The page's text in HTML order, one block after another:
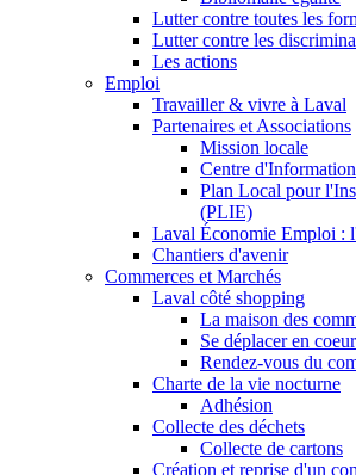
Lutter contre toutes les
Lutter contre les
Les actions
Emploi
Travailler & vivre à Laval
Partenaires et Associations
Mission locale
Centre d'Information
Plan Local pour
(PLIE)
Laval Économie Emploi :
Chantiers d'avenir
Commerces et Marchés
Laval côté shopping
La maison des
Se déplacer en
Rendez-vous du
Charte de la vie nocturne
Adhésion
Collecte des déchets
Collecte de cartons
Création et reprise d'un